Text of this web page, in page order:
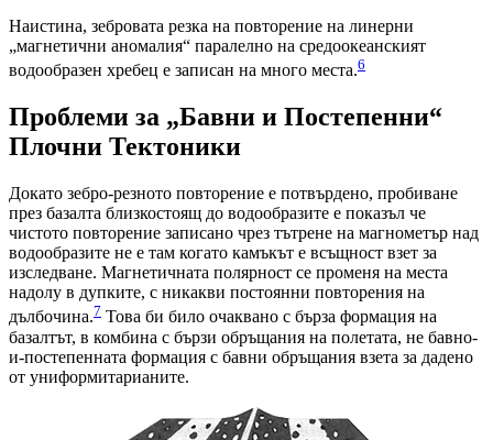
Наистина, зебровата резка на повторение на линерни
„магнетични аномалия“ паралелно на средоокеанският
водообразен хребец е записан на много места.6
Проблеми за „Бавни и Постепенни“
Плочни Тектоники
Докато зебро-резното повторение е потвърдено, пробиване
през базалта близкостоящ до водообразите е показъл че
чистото повторение записано чрез тътрене на магнометър над
водообразите не е там когато камъкът е всъщност взет за
изследване. Магнетичната полярност се променя на места
надолу в дупките, с никакви постоянни повторения на
дълбочина.7 Това би било очаквано с бърза формация на
базалтът, в комбина с бързи обръщания на полетата, не бавно-
и-постепенната формация с бавни обръщания взета за дадено
от униформитарианите.